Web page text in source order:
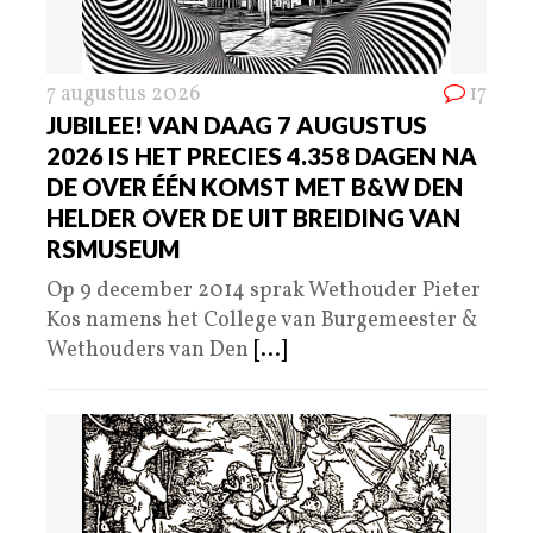
7 augustus 2026 17
JUBILEE! VAN DAAG 7 AUGUSTUS
2026 IS HET PRECIES 4.358 DAGEN NA
DE OVER ÉÉN KOMST MET B&W DEN
HELDER OVER DE UIT BREIDING VAN
RSMUSEUM
Op 9 december 2014 sprak Wethouder Pieter
Kos namens het College van Burgemeester &
Wethouders van Den [...]